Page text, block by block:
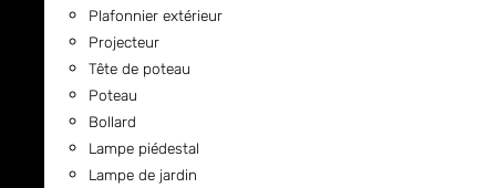
Plafonnier extérieur
Projecteur
Tête de poteau
Poteau
Bollard
Lampe piédestal
Lampe de jardin